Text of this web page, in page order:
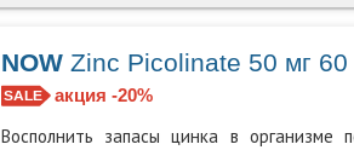
NOWZinc Picolinate 50 мг 60
акция -20%
Восполнить запасы цинка в организме